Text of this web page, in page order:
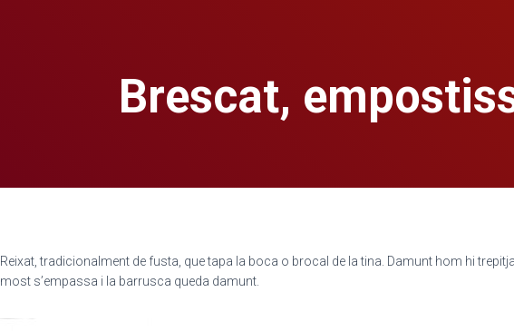
Brescat,
Reixat, tradicionalment de fusta, que tapa la boca o brocal de la tina. Damunt hom hi
most s’empassa i la barrusca queda damunt.